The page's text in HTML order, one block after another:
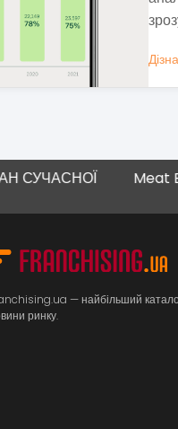
Meat Bar від
— найбільший
ринку.